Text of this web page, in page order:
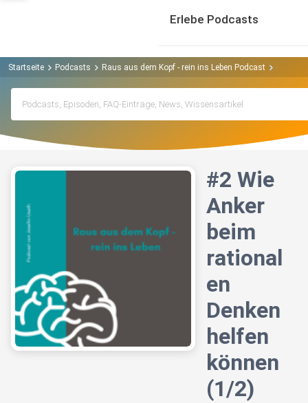
Erlebe Podcasts
Startseite Podcasts Raus aus dem Kopf - rein ins Leben Podcast #2 Wie
#2 Wie
Anker
beim
rational
en
Denken
helfen
können
(1/2)